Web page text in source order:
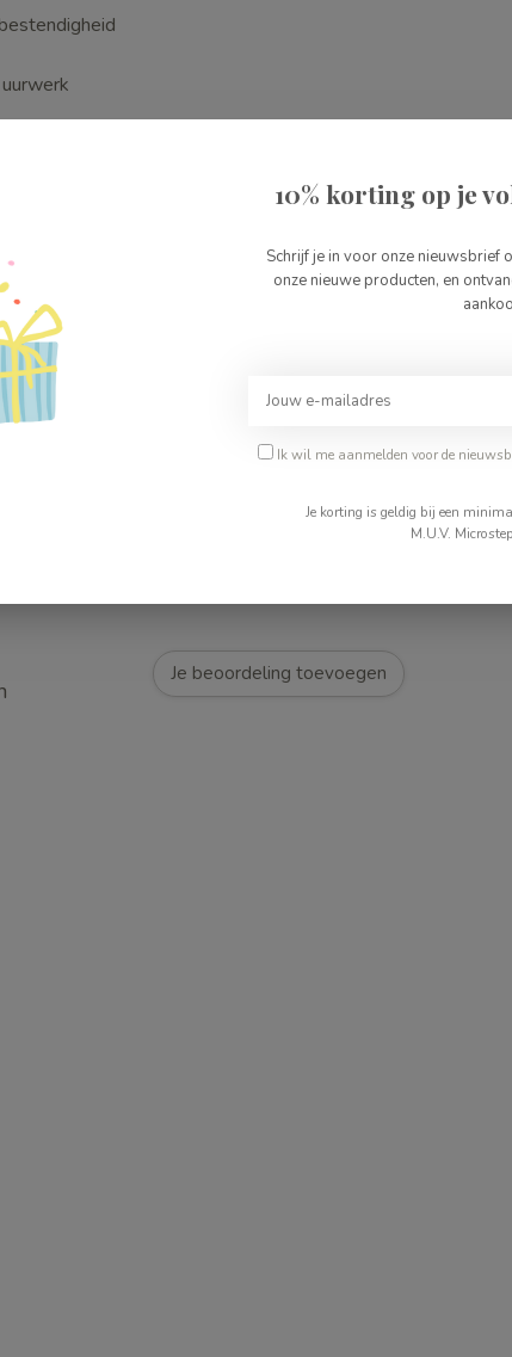
elegantie, ontworpen om kinderen op een
Je beoordeling toevoegen
10% korting op je
Schrijf je in voor onze nieuwsbrief
onze nieuwe producten, en
Ik wil me aanmelden voor de
Je korting is geldig bij een
M.U.V.